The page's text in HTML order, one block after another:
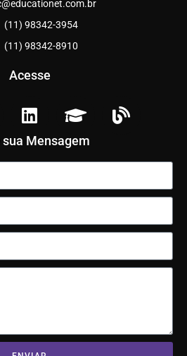
(11) 98342-3954
(11) 98342-8910
Acesse
sua Mensagem